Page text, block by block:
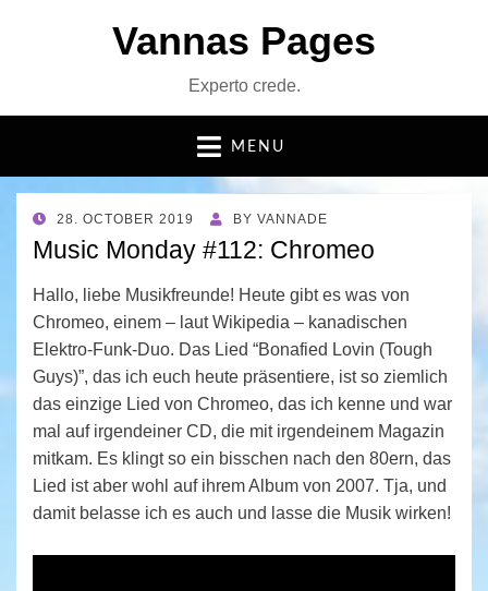
Vannas Pages
Experto crede.
MENU
POSTED
ON
28. OCTOBER 2019 BY VANNADE
Music Monday #112: Chromeo
Hallo, liebe Musikfreunde! Heute gibt es was von
Chromeo, einem – laut Wikipedia – kanadischen
Elektro-Funk-Duo. Das Lied “Bonafied Lovin (Tough
Guys)”, das ich euch heute präsentiere, ist so ziemlich
das einzige Lied von Chromeo, das ich kenne und war
mal auf irgendeiner CD, die mit irgendeinem Magazin
mitkam. Es klingt so ein bisschen nach den 80ern, das
Lied ist aber wohl auf ihrem Album von 2007. Tja, und
damit belasse ich es auch und lasse die Musik wirken!